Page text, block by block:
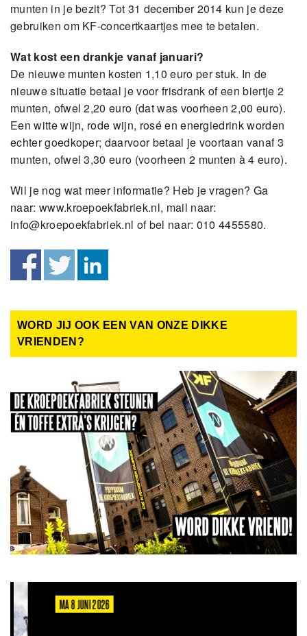
munten in je bezit? Tot 31 december 2014 kun je deze
gebruiken om KF-concertkaartjes mee te betalen.
Wat kost een drankje vanaf januari?
De nieuwe munten kosten 1,10 euro per stuk. In de
nieuwe situatie betaal je voor frisdrank of een biertje 2
munten, ofwel 2,20 euro (dat was voorheen 2,00 euro).
Een witte wijn, rode wijn, rosé en energiedrink worden
echter goedkoper; daarvoor betaal je voortaan vanaf 3
munten, ofwel 3,30 euro (voorheen 2 munten à 4 euro).
Wil je nog wat meer informatie? Heb je vragen? Ga
naar: www.kroepoekfabriek.nl, mail naar:
info@kroepoekfabriek.nl of bel naar: 010 4455580.
WORD JIJ OOK EEN VAN ONZE DIKKE
VRIENDEN?
MA 8 JUNI 2026